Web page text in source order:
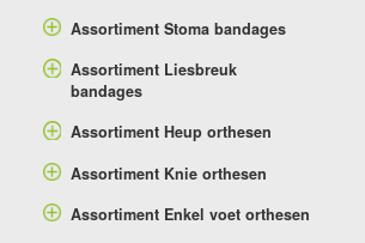
Assortiment Stoma bandages
Assortiment Liesbreuk
bandages
Assortiment Heup orthesen
Assortiment Knie orthesen
Assortiment Enkel voet orthesen